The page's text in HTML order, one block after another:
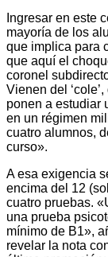
Ingresar en este
mayoría de los
que implica para
que aquí el
coronel
Vienen del
ponen a estudiar
en un régimen
cuatro alumnos,
curso».
A esa exigencia
encima del 12
cuatro pruebas.
una prueba
mínimo de B1»,
revelar la nota